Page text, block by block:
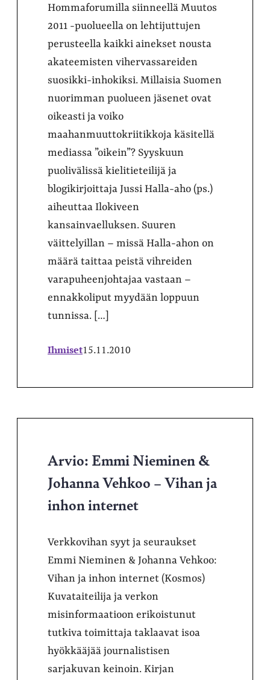
Hommaforumilla siinneellä Muutos
2011 -puolueella on lehtijuttujen
perusteella kaikki ainekset nousta
akateemisten vihervassareiden
suosikki-inhokiksi. Millaisia Suomen
nuorimman puolueen jäsenet ovat
oikeasti ja voiko
maahanmuuttokriitikkoja käsitellä
mediassa ”oikein”? Syyskuun
puolivälissä kielitieteilijä ja
blogikirjoittaja Jussi Halla-aho (ps.)
aiheuttaa Ilokiveen
kansainvaelluksen. Suuren
väittelyillan – missä Halla-ahon on
määrä taittaa peistä vihreiden
varapuheenjohtajaa vastaan –
ennakkoliput myydään loppuun
tunnissa. […]
Ihmiset15.11.2010
Arvio: Emmi Nieminen &
Johanna Vehkoo – Vihan ja
inhon internet
Verkkovihan syyt ja seuraukset
Emmi Nieminen & Johanna Vehkoo:
Vihan ja inhon internet (Kosmos)
Kuvataiteilija ja verkon
misinformaatioon erikoistunut
tutkiva toimittaja taklaavat isoa
hyökkääjää journalistisen
sarjakuvan keinoin. Kirjan